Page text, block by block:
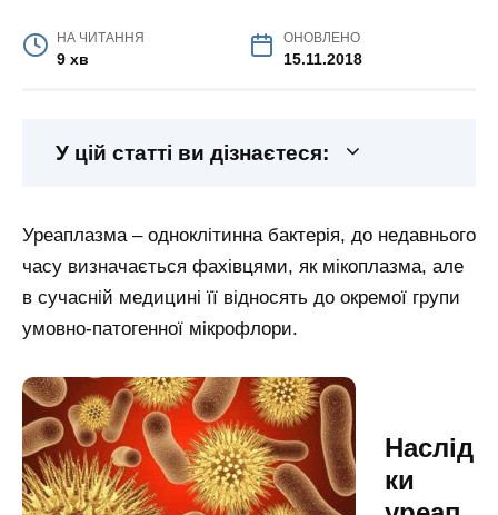
НА ЧИТАННЯ
9 хв
ОНОВЛЕНО
15.11.2018
У цій статті ви дізнаєтеся:
Уреаплазма – одноклітинна бактерія, до недавнього
часу визначається фахівцями, як мікоплазма, але
в сучасній медицині її відносять до окремої групи
умовно-патогенної мікрофлори.
Наслід
ки